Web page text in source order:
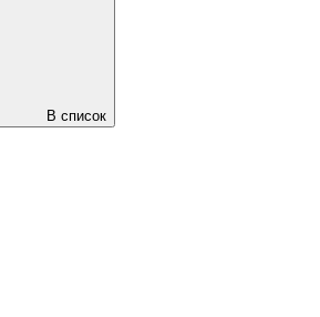
В список